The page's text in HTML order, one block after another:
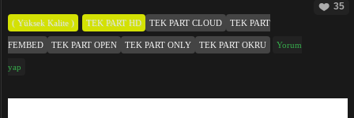
35
( Yüksek Kalite ) TEK PART HD TEK PART CLOUD TEK PART
FEMBED TEK PART OPEN TEK PART ONLY TEK PART OKRU Yorum
yap